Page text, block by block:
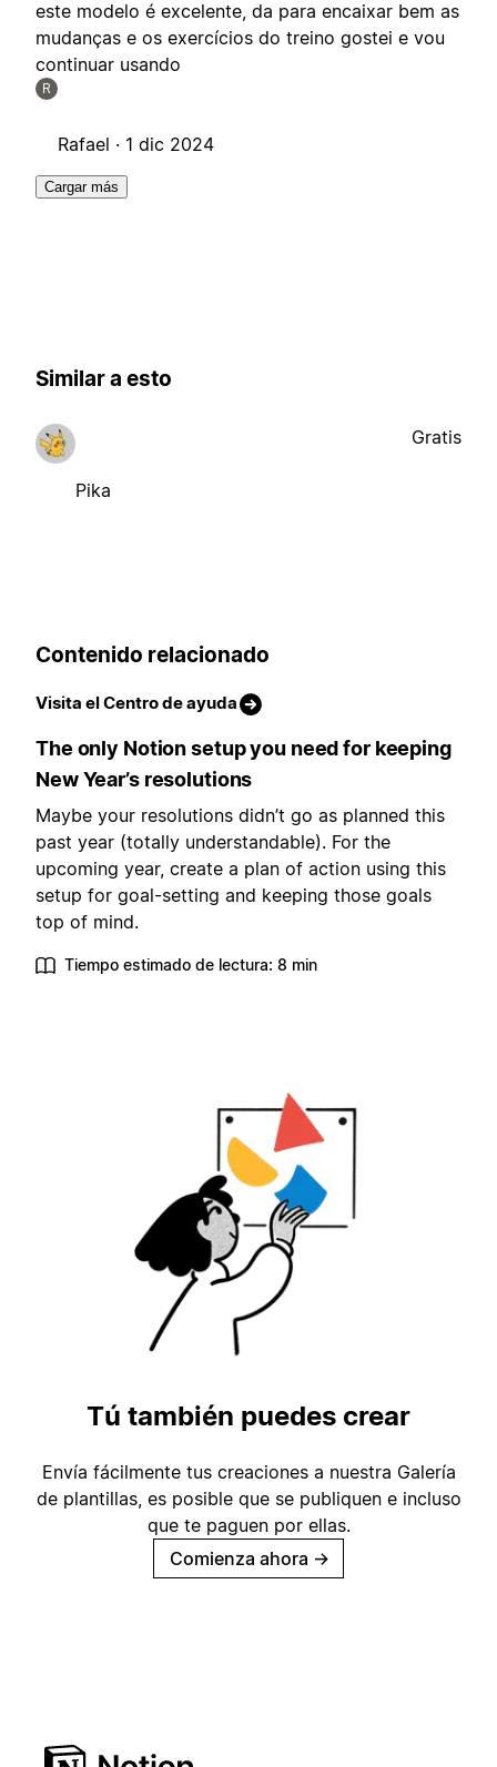
este modelo é excelente, da para encaixar bem as
mudanças e os exercícios do treino gostei e vou
continuar usando
R
Rafael · 1 dic 2024
Cargar más
Similar a esto
Pika
Gratis
Contenido relacionado
Visita el Centro de ayuda
The only Notion setup you need for keeping
New Year’s resolutions
Maybe your resolutions didn’t go as planned this
past year (totally understandable). For the
upcoming year, create a plan of action using this
setup for goal-setting and keeping those goals
top of mind.
Tiempo estimado de lectura: 8 min
Tú también puedes crear
Envía fácilmente tus creaciones a nuestra Galería
de plantillas, es posible que se publiquen e incluso
que te paguen por ellas.
Comienza ahora →